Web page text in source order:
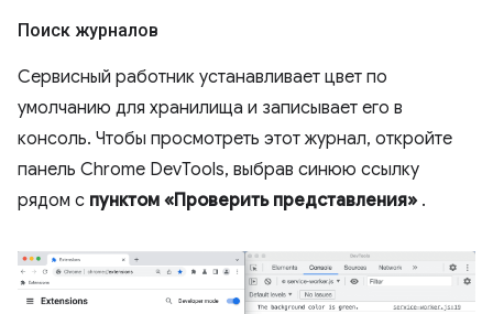
Поиск журналов
Сервисный работник устанавливает цвет по
умолчанию для хранилища и записывает его в
консоль. Чтобы просмотреть этот журнал, откройте
панель Chrome DevTools, выбрав синюю ссылку
рядом с пунктом «Проверить представления» .